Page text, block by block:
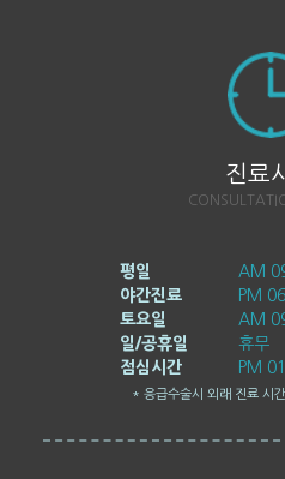
진료
평일
AM
야간진료
PM
토요일
AM
일/공휴일
휴무
점심시간
PM
* 응급수술시 외래 진료 시